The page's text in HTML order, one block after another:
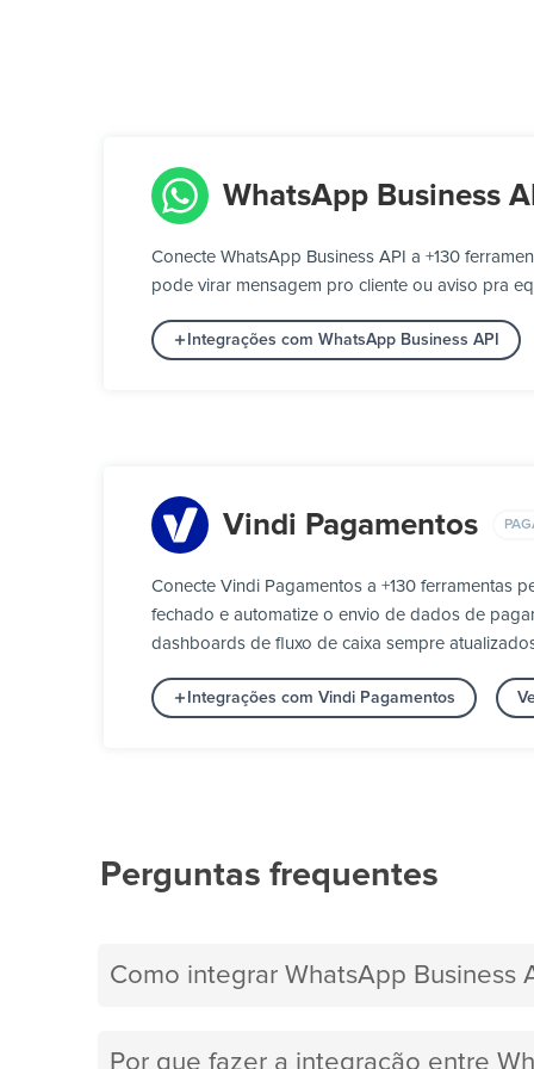
WhatsApp Business
Conecte WhatsApp Business API a +130
pode virar mensagem pro cliente ou aviso pra
Integrações com WhatsApp Business API
Vindi Pagamentos
Conecte Vindi Pagamentos a +130 ferramentas
fechado e automatize o envio de dados de
dashboards de fluxo de caixa sempre
Integrações com Vindi Pagamentos
Perguntas frequentes
Como integrar WhatsApp Business
Por que fazer a integração entre